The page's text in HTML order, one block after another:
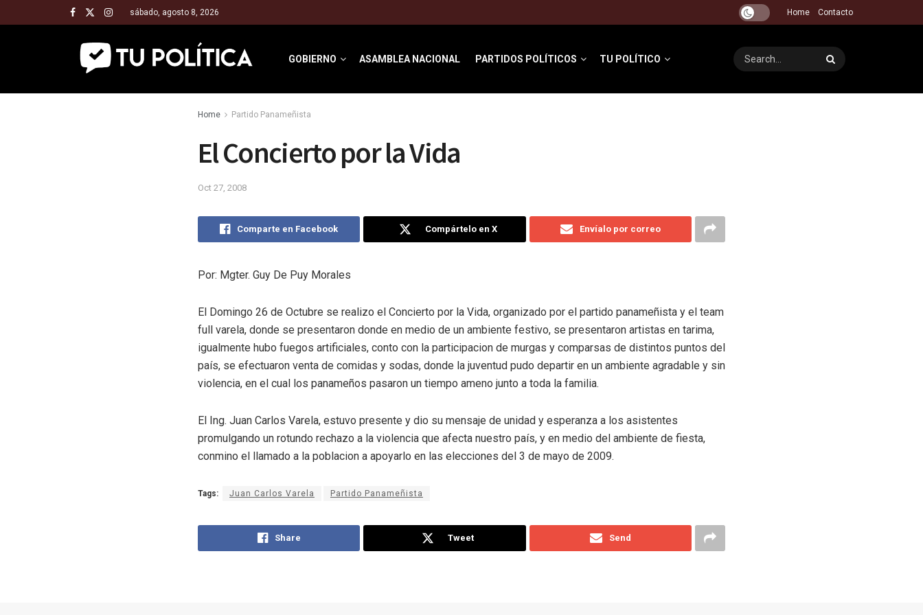
sábado, agosto 8, 2026 Home Contacto
GOBIERNO ASAMBLEA NACIONAL PARTIDOS POLÍTICOS TU POLÍTICO
Home Partido Panameñista
El Concierto por la Vida
Oct 27, 2008
Comparte en Facebook Compártelo en X Envíalo por correo
Por: Mgter. Guy De Puy Morales
El Domingo 26 de Octubre se realizo el Concierto por la Vida, organizado por el partido panameñista y el team
full varela, donde se presentaron donde en medio de un ambiente festivo, se presentaron artistas en tarima,
igualmente hubo fuegos artificiales, conto con la participacion de murgas y comparsas de distintos puntos del
país, se efectuaron venta de comidas y sodas, donde la juventud pudo departir en un ambiente agradable y sin
violencia, en el cual los panameños pasaron un tiempo ameno junto a toda la familia.
El Ing. Juan Carlos Varela, estuvo presente y dio su mensaje de unidad y esperanza a los asistentes
promulgando un rotundo rechazo a la violencia que afecta nuestro país, y en medio del ambiente de fiesta,
conmino el llamado a la poblacion a apoyarlo en las elecciones del 3 de mayo de 2009.
Tags: Juan Carlos Varela Partido Panameñista
Share Tweet Send